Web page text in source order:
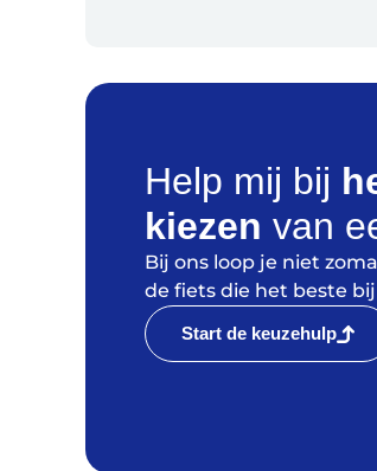
Help mij bij
kiezen van
Bij ons loop je niet
de fiets die het beste
Start de keuzehulp